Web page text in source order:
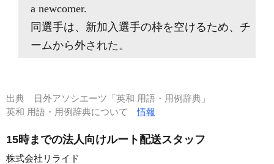
a newcomer.
同選手は、新加入選手の枠を空けるため、チ
ームから外された。
出典
日外アソシエーツ「英和 用語・用例辞典」
英和 用語・用例辞典について情報
15時までの法人向けルート配送スタッフ
株式会社リライド